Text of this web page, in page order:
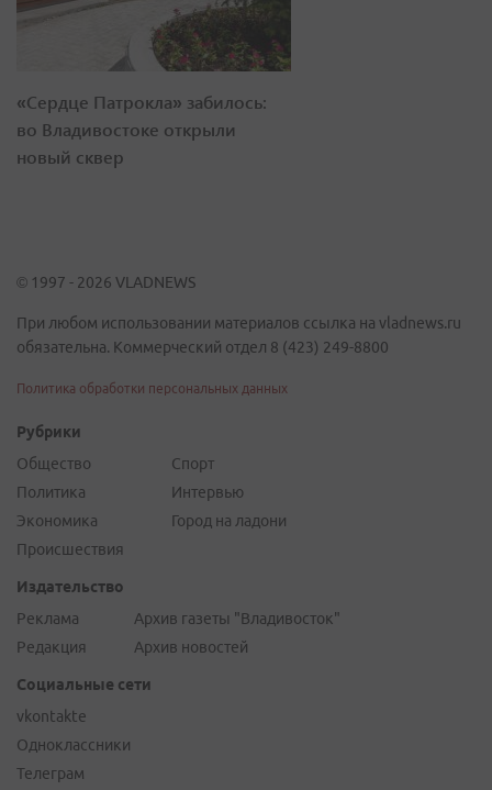
«Сердце Патрокла» забилось:
во Владивостоке открыли
новый сквер
© 1997 - 2026 VLADNEWS
При любом использовании материалов ссылка на vladnews.ru
обязательна. Коммерческий отдел 8 (423) 249-8800
Политика обработки персональных данных
Рубрики
Общество
Политика
Экономика
Происшествия
Спорт
Интервью
Город на ладони
Издательство
Реклама
Редакция
Архив газеты "Владивосток"
Архив новостей
Социальные сети
vkontakte
Одноклассники
Телеграм